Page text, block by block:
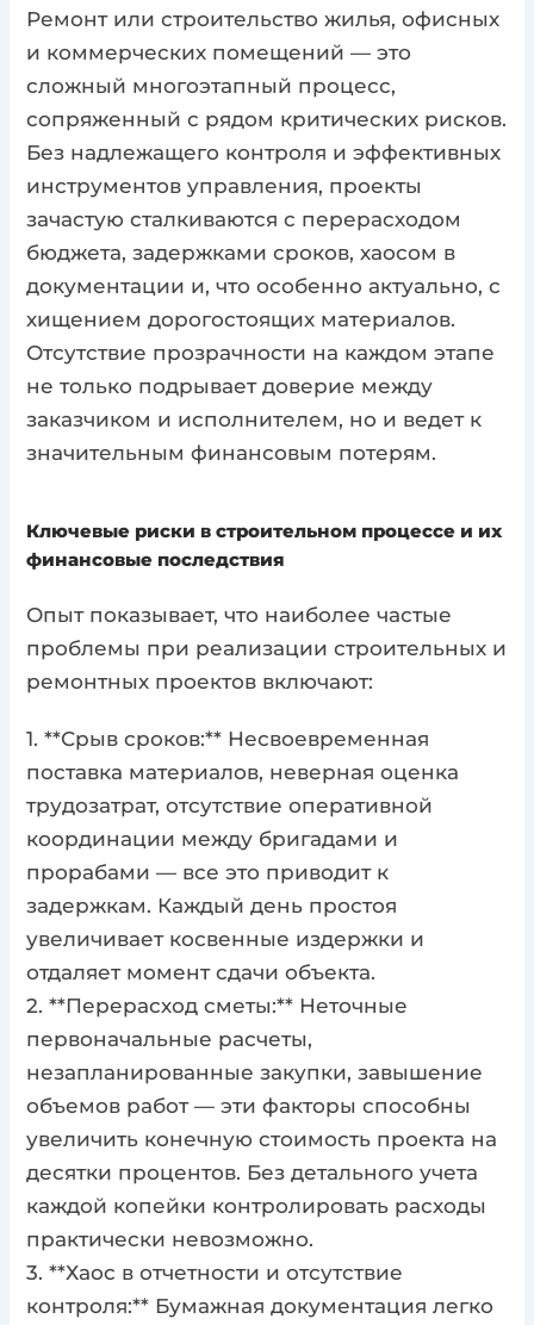
Ремонт или строительство жилья, офисных
и коммерческих помещений — это
сложный многоэтапный процесс,
сопряженный с рядом критических рисков.
Без надлежащего контроля и эффективных
инструментов управления, проекты
зачастую сталкиваются с перерасходом
бюджета, задержками сроков, хаосом в
документации и, что особенно актуально, с
хищением дорогостоящих материалов.
Отсутствие прозрачности на каждом этапе
не только подрывает доверие между
заказчиком и исполнителем, но и ведет к
значительным финансовым потерям.
Ключевые риски в строительном процессе и их
финансовые последствия
Опыт показывает, что наиболее частые
проблемы при реализации строительных и
ремонтных проектов включают:
1. **Срыв сроков:** Несвоевременная
поставка материалов, неверная оценка
трудозатрат, отсутствие оперативной
координации между бригадами и
прорабами — все это приводит к
задержкам. Каждый день простоя
увеличивает косвенные издержки и
отдаляет момент сдачи объекта.
2. **Перерасход сметы:** Неточные
первоначальные расчеты,
незапланированные закупки, завышение
объемов работ — эти факторы способны
увеличить конечную стоимость проекта на
десятки процентов. Без детального учета
каждой копейки контролировать расходы
практически невозможно.
3. **Хаос в отчетности и отсутствие
контроля:** Бумажная документация легко